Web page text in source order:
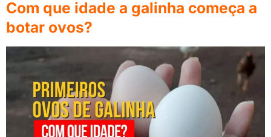
Com que idade a galinha começa a
botar ovos?